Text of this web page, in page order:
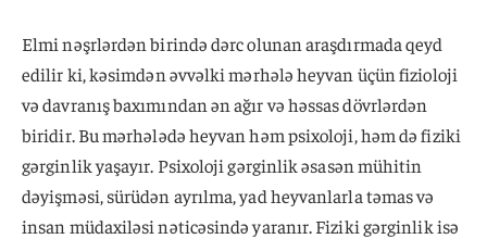
Elmi nəşrlərdən birində dərc olunan araşdırmada qeyd
edilir ki, kəsimdən əvvəlki mərhələ heyvan üçün fizioloji
və davranış baxımından ən ağır və həssas dövrlərdən
biridir. Bu mərhələdə heyvan həm psixoloji, həm də fiziki
gərginlik yaşayır. Psixoloji gərginlik əsasən mühitin
dəyişməsi, sürüdən ayrılma, yad heyvanlarla təmas və
insan müdaxiləsi nəticəsində yaranır. Fiziki gərginlik isə